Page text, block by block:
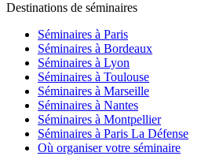
Destinations de séminaires
Séminaires à Paris
Séminaires à Bordeaux
Séminaires à Lyon
Séminaires à Toulouse
Séminaires à Marseille
Séminaires à Nantes
Séminaires à Montpellier
Séminaires à Paris La Défense
Où organiser votre séminaire